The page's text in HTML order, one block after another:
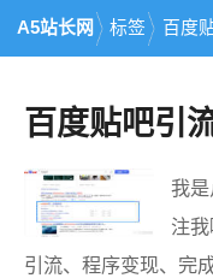
A5站长网 标签 百度
百度贴吧引
我
注
引流、程序变现、完